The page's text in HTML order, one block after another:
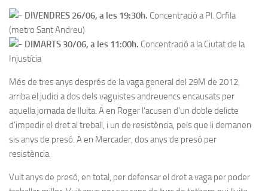
DIVENDRES 26/06, a les 19:30h. Concentració a Pl. Orfila
(metro Sant Andreu)
DIMARTS 30/06, a les 11:00h. Concentració a la Ciutat de la
Injustícia
Més de tres anys després de la vaga general del 29M de 2012,
arriba el judici a dos dels vaguistes andreuencs encausats per
aquella jornada de lluita. A en Roger l’acusen d’un doble delicte
d’impedir el dret al treball, i un de resistència, pels que li demanen
sis anys de presó. A en Mercader, dos anys de presó per
resistència.
Vuit anys de presó, en total, per defensar el dret a vaga per poder